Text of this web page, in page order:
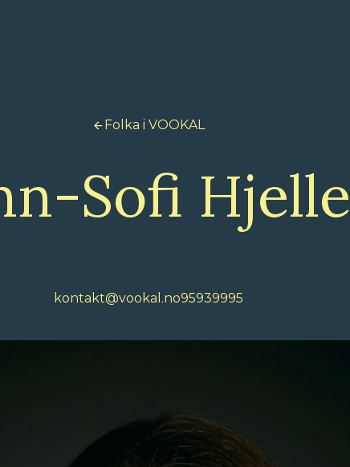
Folka i VOOKAL
Sofi Hjelle
kontakt@vookal.no95939995